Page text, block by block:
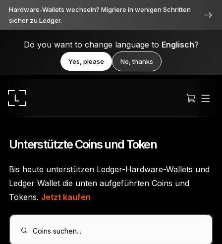
Hardware-Wallets wechseln? Migriere in wenigen Schritten
sicher zu Ledger.
Do you want to change language to Englisch?
Yes, please No, thanks
Durchweg erstklassig
Unterstützte Coins und Token
Bis heute unterstützen Ledger-Hardware-Wallets und
Ledger Wallet die unten aufgeführten Coins und
Tokens. Jetzt kaufen
Coins suchen...